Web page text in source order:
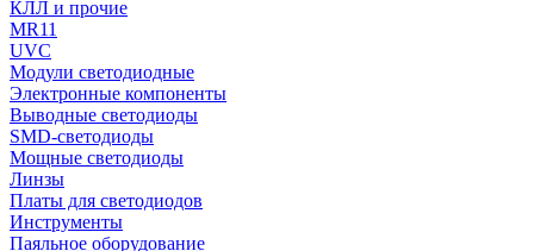
КЛЛ и прочие
MR11
UVC
Модули светодиодные
Электронные компоненты
Выводные светодиоды
SMD-светодиоды
Мощные светодиоды
Линзы
Платы для светодиодов
Инструменты
Паяльное оборудование